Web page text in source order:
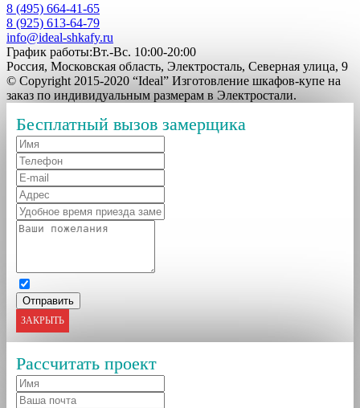
8 (495) 664-41-65
8 (925) 613-64-79
info@ideal-shkafy.ru
График работы:Вт.-Вс. 10:00-20:00
Россия, Московская область, Электросталь, Северная улица, 9
© Copyright 2015-2020 “Ideal” Изготовление шкафов-купе на
заказ по индивидуальным размерам в Электростали.
Бесплатный вызов замерщика
ЗАКРЫТЬ
Рассчитать проект